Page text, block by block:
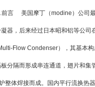
言 美国摩丁（modine）公司最
器，后来经过日本昭和铝等公
Flow Condenser），其基本
分隔而形成串连通道，翅片和
整体焊接而成。国内平行流换热